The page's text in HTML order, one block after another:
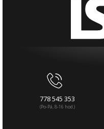
778 545 353
(Po-Pá, 8-16 hod.)